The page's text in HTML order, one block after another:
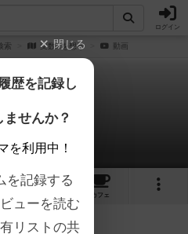
ログイン
索 変数Xを想う 動画
を想う
の動画
2
カフェ
閉じる
歴を記録し
せんか？
を利用中！
を記録する
ューを読む
リストの共